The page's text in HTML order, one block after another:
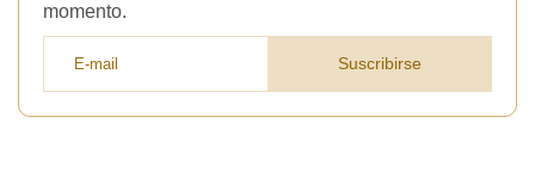
momento.
Suscribirse